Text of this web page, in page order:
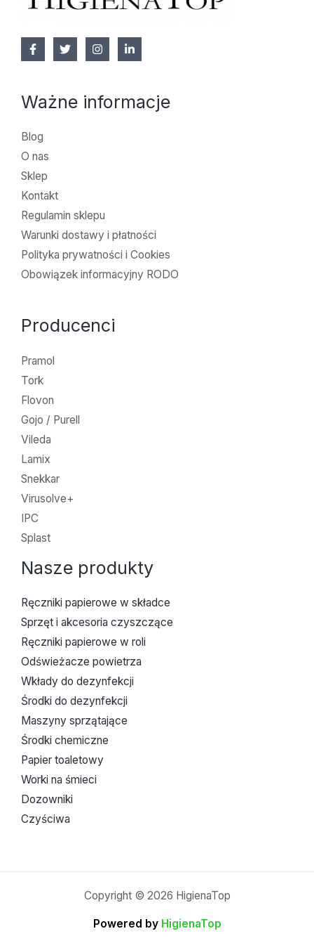
Ważne informacje
Blog
O nas
Sklep
Kontakt
Regulamin sklepu
Warunki dostawy i płatności
Polityka prywatności i Cookies
Obowiązek informacyjny RODO
Producenci
Pramol
Tork
Flovon
Gojo / Purell
Vileda
Lamix
Snekkar
Virusolve+
IPC
Splast
Nasze produkty
Ręczniki papierowe w składce
Sprzęt i akcesoria czyszczące
Ręczniki papierowe w roli
Odświeżacze powietrza
Wkłady do dezynfekcji
Środki do dezynfekcji
Maszyny sprzątające
Środki chemiczne
Papier toaletowy
Worki na śmieci
Dozowniki
Czyściwa
Copyright © 2026 HigienaTop
Powered byHigienaTop